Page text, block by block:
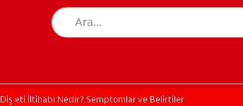
Diş eti İltihabı Nedir? Semptomlar ve Belirtiler